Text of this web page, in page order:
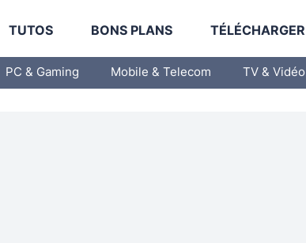
TUTOS BONS PLANS TÉLÉCHARGER
PC & Gaming Mobile & Telecom TV & Vidéo